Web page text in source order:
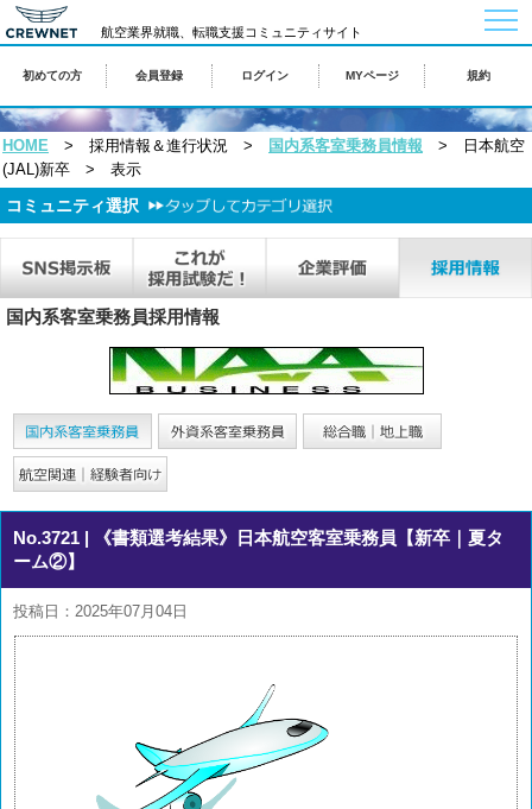
航空業界就職、転職支援コミュニティサイト
初めての方 会員登録 ログイン MYページ 規約
HOME > 採用情報＆進行状況 > 国内系客室乗務員情報 > 日本航空
(JAL)新卒 > 表示
コミュニティ選択
国内系客室乗務員採用情報
No.3721 | 《書類選考結果》日本航空客室乗務員【新卒｜夏タ
ーム②】
投稿日：2025年07月04日